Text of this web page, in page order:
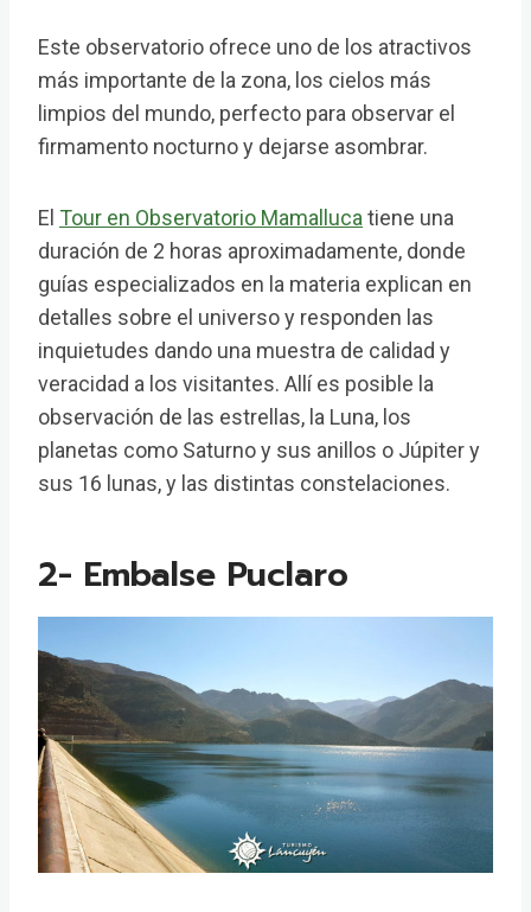
Este observatorio ofrece uno de los atractivos
más importante de la zona, los cielos más
limpios del mundo, perfecto para observar el
firmamento nocturno y dejarse asombrar.
El Tour en Observatorio Mamalluca tiene una
duración de 2 horas aproximadamente, donde
guías especializados en la materia explican en
detalles sobre el universo y responden las
inquietudes dando una muestra de calidad y
veracidad a los visitantes. Allí es posible la
observación de las estrellas, la Luna, los
planetas como Saturno y sus anillos o Júpiter y
sus 16 lunas, y las distintas constelaciones.
2- Embalse Puclaro